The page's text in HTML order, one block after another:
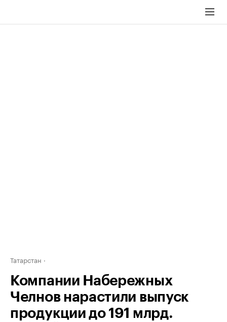
Татарстан
Компании Набережных
Челнов нарастили выпуск
продукции до 191 млрд.